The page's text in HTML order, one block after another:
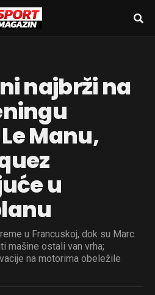
najbrži na
Manu,
u
u Francuskoj, dok su Marc
mašine ostali van vrha;
na motorima obeležile